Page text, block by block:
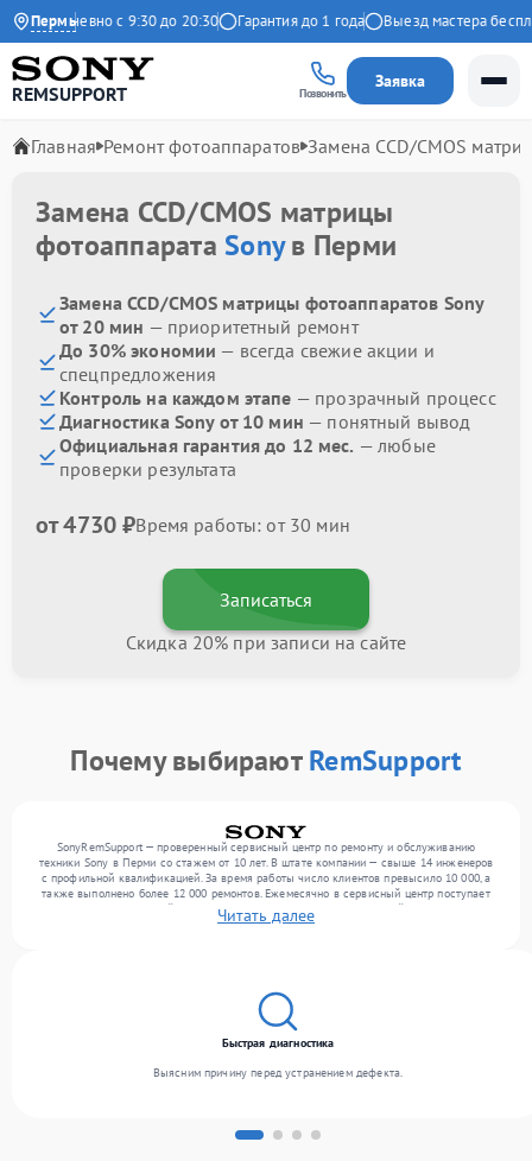
Пермь
Ежедневно с 9:30 до 20:30 Гарантия до 1 года Выезд мастера
REMSUPPORT Позвонить
Заявка
Главная Ремонт фотоаппаратов Замена CCD/CMOS
Замена CCD/CMOS матрицы
фотоаппаратаSonyв Перми
Замена CCD/CMOS матрицы фотоаппаратов Sony
от 20 мин — приоритетный ремонт
До 30% экономии — всегда свежие акции и
спецпредложения
Контроль на каждом этапе — прозрачный процесс
Диагностика Sony от 10 мин — понятный вывод
Официальная гарантия до 12 мес. — любые
проверки результата
от 4730 ₽Время работы: от 30 мин
Записаться
Скидка 20% при записи на сайте
Почему выбираютRemSupport
SonyRemSupport — проверенный сервисный центр по ремонту и обслуживанию
техники Sony в Перми со стажем от 10 лет. В штате компании — свыше 14 инженеров
с профильной квалификацией. За время работы число клиентов превысило 10 000, а
также выполнено более 12 000 ремонтов. Ежемесячно в сервисный центр поступает
более 300 обращений, включая , , . Мы устраняем поломки любой сложности и
предлагаем стабильный уровень сервиса благодаря отлаженным процессам ремонта.
Читать далее
Быстрая диагностика
Выясним причину перед устранением дефекта.